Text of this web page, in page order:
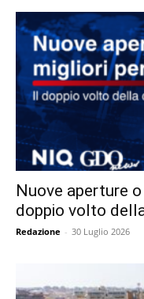
Nuove aperture
doppio volto
Redazione - 30 Luglio 2026